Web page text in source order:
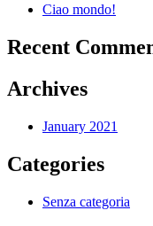
Ciao mondo!
Recent
Archives
January 2021
Categories
Senza categoria